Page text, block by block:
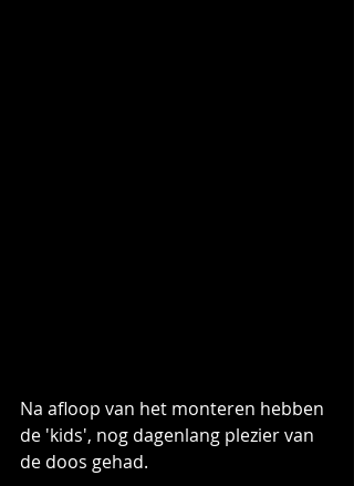
Na afloop van het monteren hebben
de 'kids', nog dagenlang plezier van
de doos gehad.